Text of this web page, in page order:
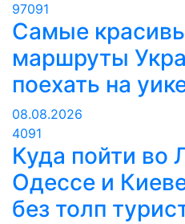
97091
Самые
маршруты
поехать на
08.08.2026
4091
Куда пойти во
Одессе и
без толп